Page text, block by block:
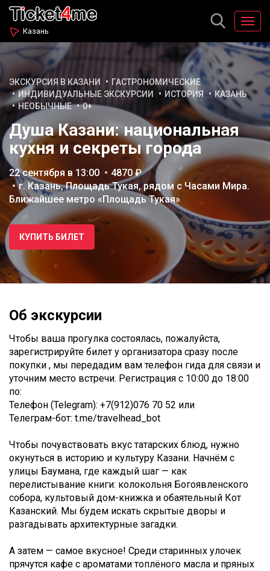
Казань
ЭКСКУРСИЯ В КАЗАНИ
ГАСТРОНОМИЧЕСКИЕ
ИНДИВИДУАЛЬНЫЕ ЭКСКУРСИИ
ИСТОРИЯ
КАЗАНЬ
НЕОБЫЧНЫЕ
0+
Душа Казани: национальная
кухня и секреты города
22 сентября в 13:00
4870 ₽
г. Казань, Площадь Тукая, рядом с Часами Мира.
Ближайшее метро «Площадь Тукая»
КУПИТЬ БИЛЕТ
Об экскурсии
Чтобы ваша прогулка состоялась, пожалуйста,
зарегистрируйте билет у организатора сразу после
покупки , мы передадим вам телефон гида для связи и
уточним место встречи. Регистрация с 10:00 до 18:00
по:
Телефон (Telegram): +7(912)076 70 52 или
Телеграм-бот: t.me/travelhead_bot
Чтобы почувствовать вкус татарских блюд, нужно
окунуться в историю и культуру Казани. Начнём с
улицы Баумана, где каждый шаг — как
перелистывание книги: колокольня Богоявленского
собора, культовый дом-книжка и обаятельный Кот
Казанский. Мы будем искать скрытые дворы и
разгадывать архитектурные загадки.
А затем — самое вкусное! Среди старинных улочек
прячутся кафе с ароматами топлёного масла и пряных